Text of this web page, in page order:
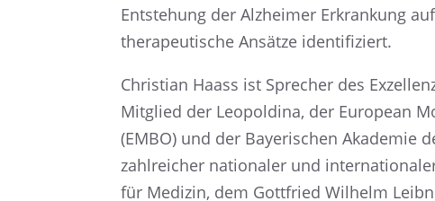
Entste­hung der Alzhei­mer Erkran­kung
thera­peu­ti­sche Ansätze identifiziert.
Chris­tian Haass ist Sprecher des
Mitglied der Leopol­dina, der European
(EMBO) und der Bayeri­schen Akade­mie
zahlrei­cher natio­na­ler und
für Medizin, dem Gottfried Wilhelm